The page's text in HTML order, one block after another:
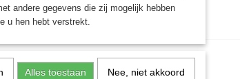
Flogobolon War
andere gegevens die zij mogelijk hebben
u hen hebt verstrekt.
Alles toestaan Nee, niet akkoord